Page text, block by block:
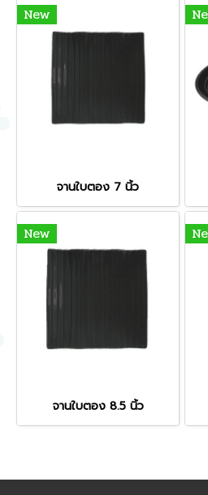
New
จานใบตอง 7 นิ้ว
New
จานใบตอง 8.5 นิ้ว